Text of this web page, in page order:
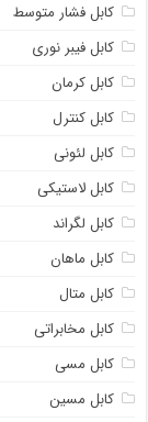
کابل فشار متوسط
کابل فیبر نوری
کابل کرمان
کابل کنترل
کابل لئونی
کابل لاستیکی
کابل لگراند
کابل ماهان
کابل متال
کابل مخابراتی
کابل مسی
کابل مسین